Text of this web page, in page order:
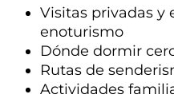
Visitas privadas y
enoturismo
Dónde dormir
Rutas de
Actividades